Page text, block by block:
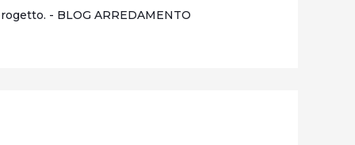
- BLOG ARREDAMENTO